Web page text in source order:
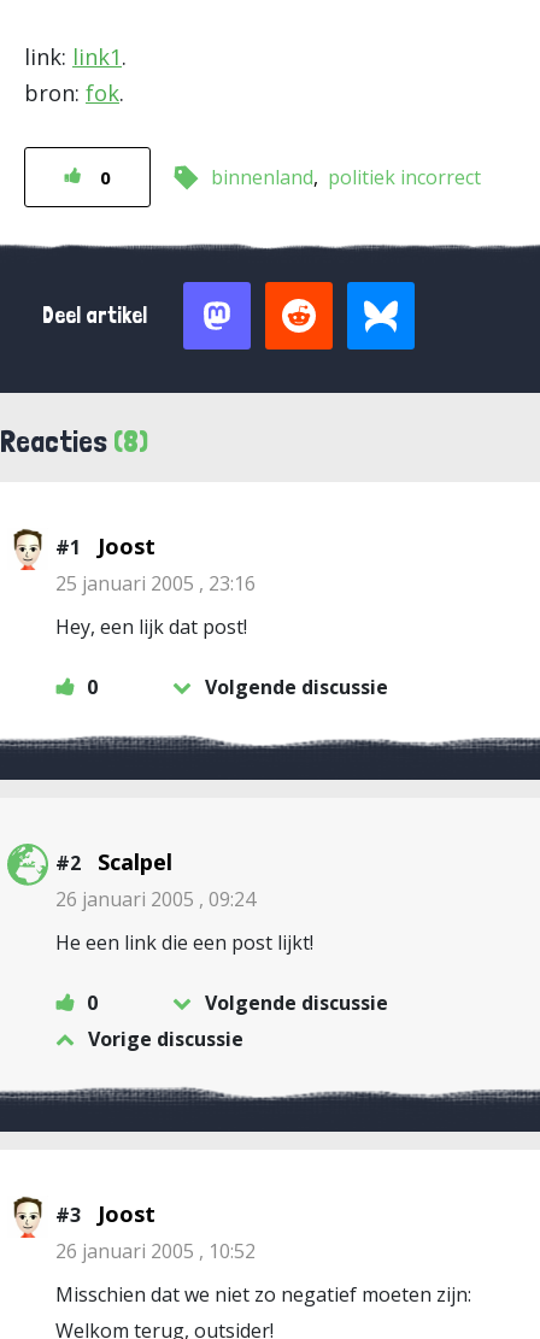
link: link1.
bron: fok.
0 binnenland politiek incorrect
Deel artikel
Reacties (8)
#1 Joost
25 januari 2005 , 23:16
Hey, een lijk dat post!
0 Volgende discussie
#2 Scalpel
26 januari 2005 , 09:24
He een link die een post lijkt!
0
Volgende discussie
Vorige discussie
#3 Joost
26 januari 2005 , 10:52
Misschien dat we niet zo negatief moeten zijn:
Welkom terug, outsider!